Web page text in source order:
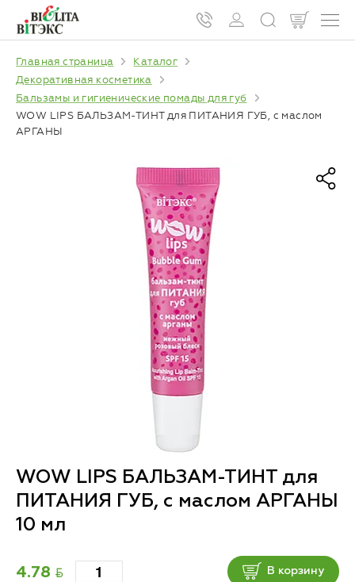
Главная страница
Каталог
Декоративная косметика
Бальзамы и гигиенические помады для губ
WOW LIPS БАЛЬЗАМ-ТИНТ для ПИТАНИЯ ГУБ, с маслом
АРГАНЫ
WOW LIPS БАЛЬЗАМ-ТИНТ для
ПИТАНИЯ ГУБ, с маслом АРГАНЫ
10 мл
4.78 BYN В корзину